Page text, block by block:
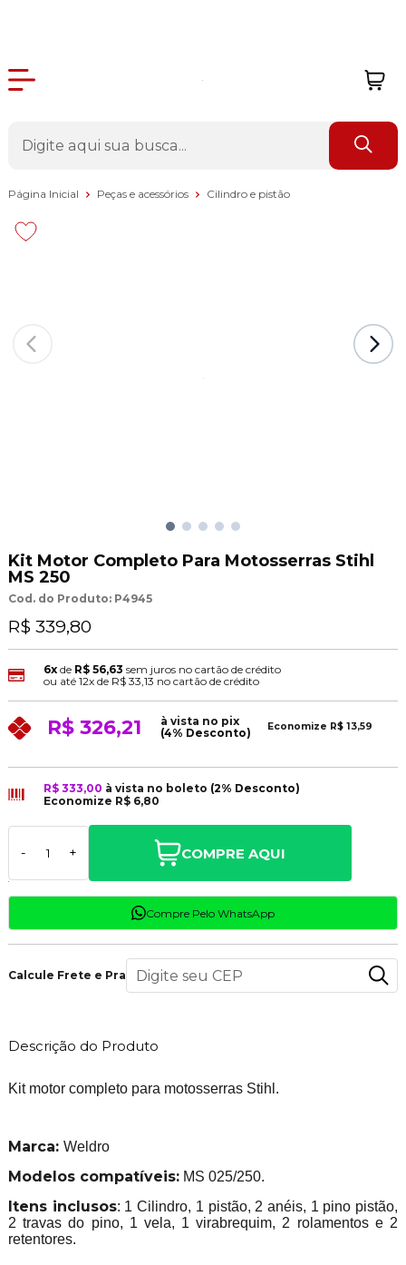
Página Inicial Peças e acessórios Cilindro e pistão
Kit Motor Completo Para Motosserras Stihl
MS 250
Cod. do Produto: P4945
R$ 339,80
6xde R$ 56,63 sem juros no cartão de crédito
ou até 12xde R$ 33,13 no cartão de crédito
R$ 326,21
à vista no pix
(4% Desconto)
Economize R$ 13,59
R$ 333,00 à vista no boleto (2% Desconto)
Economize R$ 6,80
- + COMPRE AQUI
Compre Pelo WhatsApp
Calcule Frete e Prazo
Descrição do Produto
Kit motor completo para motosserras Stihl.
Marca: Weldro
Modelos compatíveis:MS 025/250.
Itens inclusos: 1 Cilindro, 1 pistão, 2 anéis, 1 pino pistão,
2 travas do pino, 1 vela, 1 virabrequim, 2 rolamentos e 2
retentores.